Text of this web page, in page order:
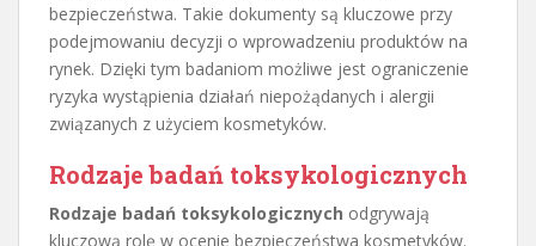
bezpieczeństwa. Takie dokumenty są kluczowe przy
podejmowaniu decyzji o wprowadzeniu produktów na
rynek. Dzięki tym badaniom możliwe jest ograniczenie
ryzyka wystąpienia działań niepożądanych i alergii
związanych z użyciem kosmetyków.
Rodzaje badań toksykologicznych
Rodzaje badań toksykologicznych odgrywają
kluczową rolę w ocenie bezpieczeństwa kosmetyków.